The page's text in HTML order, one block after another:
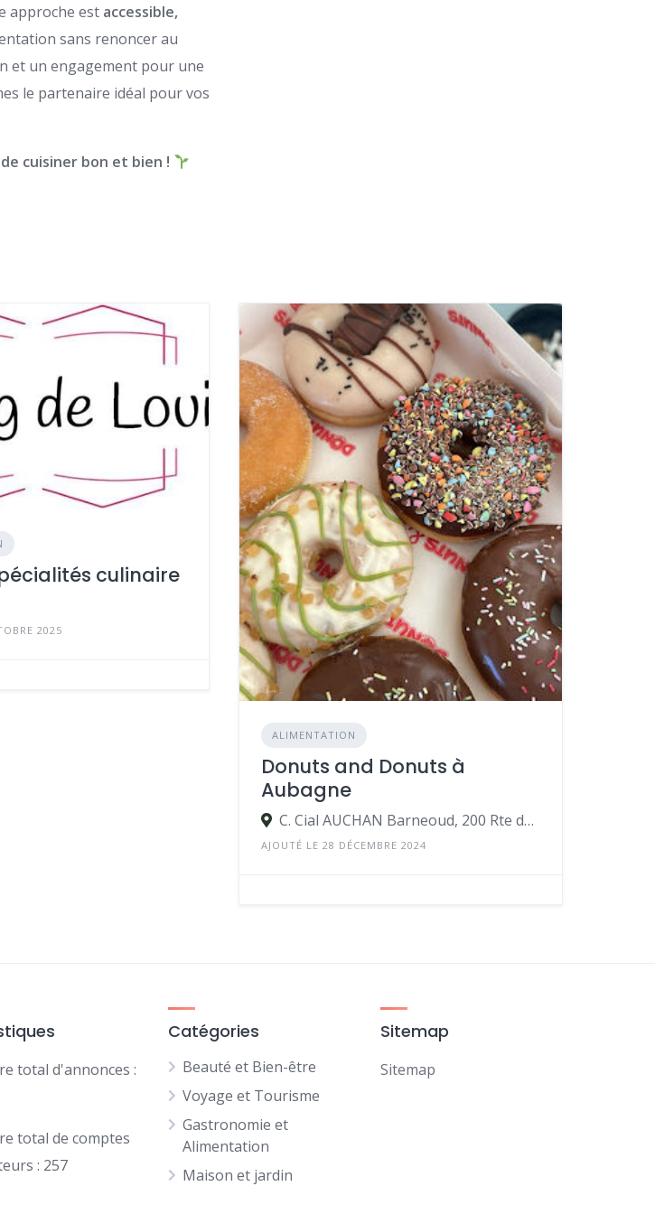
approche est accessible,
sans renoncer au
et un engagement pour une
le partenaire idéal pour vos
cuisiner bon et bien !
culinaire
2025
ALIMENTATION
Donuts and Donuts à
Aubagne
C. Cial AUCHAN Barneoud, 200 Rte de Gémenos 13400 Aubagne
AJOUTÉ LE 28 DÉCEMBRE 2024
total d'annonces :
total de comptes
: 257
Catégories
Beauté et Bien-être
Voyage et Tourisme
Gastronomie et
Alimentation
Maison et jardin
Sitemap
Sitemap